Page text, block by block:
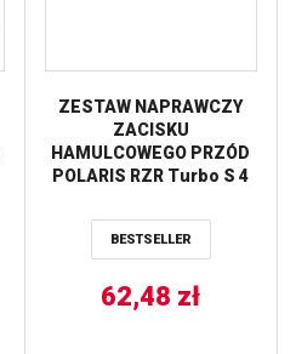
ZESTAW NAPRAWCZY
ZACISKU
HAMULCOWEGO PRZÓD
POLARIS RZR Turbo S 4
Velocity ’21, RZR XP 4
Turbo S ’20, RZR XP 4
BALLS
BESTSELLER
62,48 zł